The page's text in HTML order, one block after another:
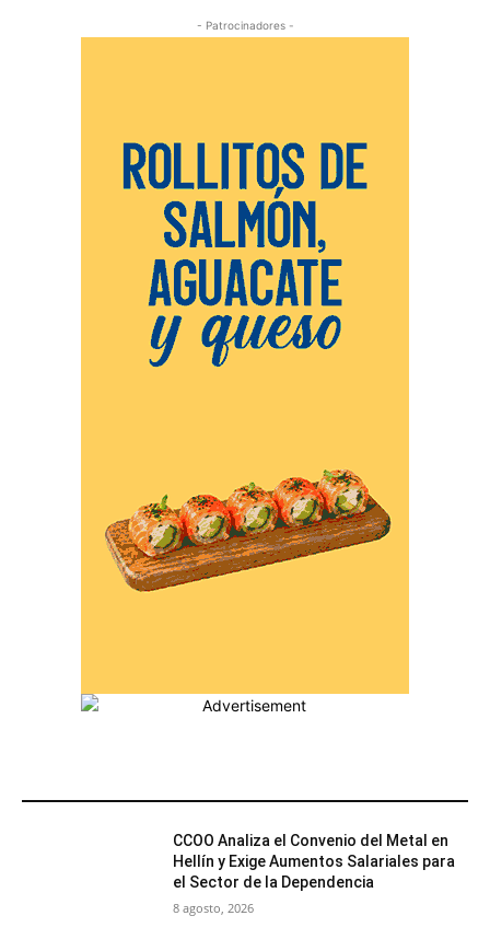
- Patrocinadores -
CCOO Analiza el Convenio del Metal en
Hellín y Exige Aumentos Salariales para
el Sector de la Dependencia
8 agosto, 2026